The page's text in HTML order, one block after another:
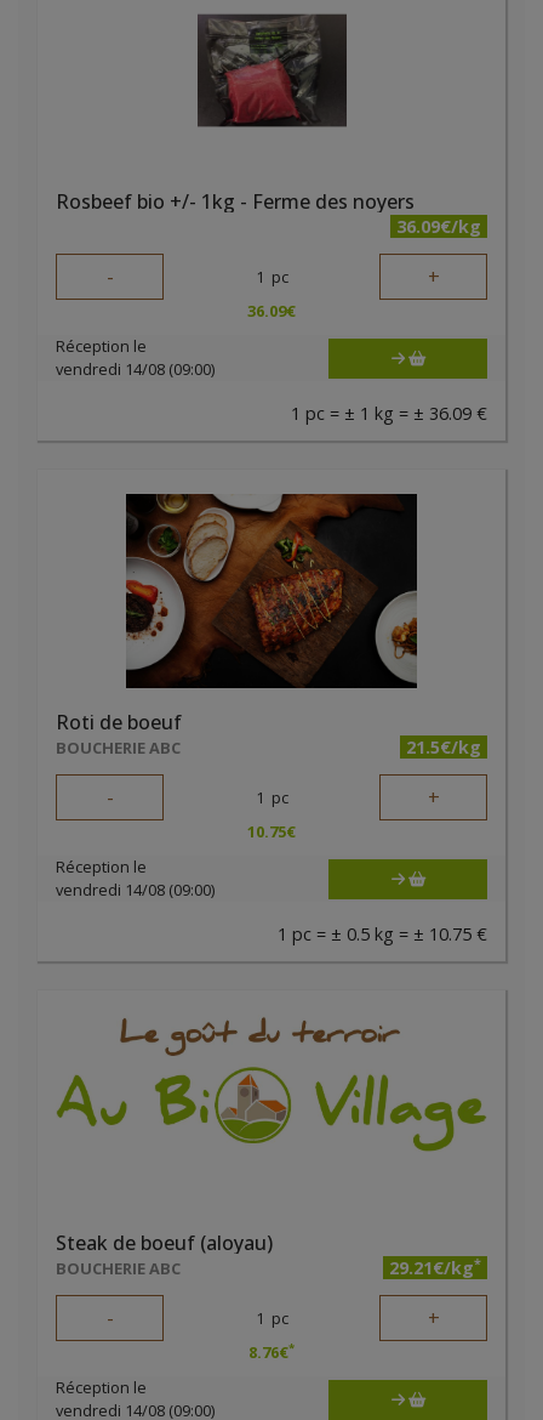
Rosbeef bio +/- 1kg - Ferme des noyers
36.09€/kg
- 1 pc +
36.09€
Réception le
vendredi 14/08 (09:00)
1 pc = ± 1 kg = ± 36.09 €
Roti de boeuf
BOUCHERIE ABC 21.5€/kg
- 1 pc +
10.75€
Réception le
vendredi 14/08 (09:00)
1 pc = ± 0.5 kg = ± 10.75 €
Steak de boeuf (aloyau)
BOUCHERIE ABC 29.21€/kg*
- 1 pc +
8.76€*
Réception le
vendredi 14/08 (09:00)